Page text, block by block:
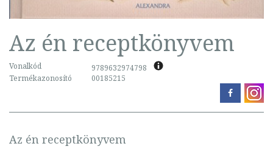
Az én receptkönyvem
Vonalkód
9789632974798
Termékazonosító
00185215
Az én receptkönyvem